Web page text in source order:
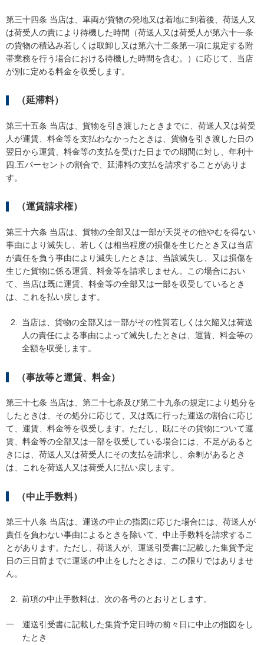
第三十四条 当店は、車両が貨物の発地又は着地に到着後、荷送人又
は荷受人の責により待機した時間（荷送人又は荷受人が第六十一条
の貨物の積込み若しくは取卸し又は第六十二条第一項に規定する附
帯業務を行う場合における待機した時間を含む。）に応じて、当店
が別に定める料金を収受します。
（延滞料）
第三十五条 当店は、貨物を引き渡したときまでに、荷送人又は荷受
人が運賃、料金等を支払わなかったときは、貨物を引き渡した日の
翌日から運賃、料金等の支払を受けた日までの期間に対し、年利十
四.五パーセントの割合で、延滞料の支払を請求することがありま
す。
（運賃請求権）
第三十六条 当店は、貨物の全部又は一部が天災その他やむを得ない
事由により滅失し、若しくは相当程度の損傷を生じたとき又は当店
が責任を負う事由により滅失したときは、当該滅失し、又は損傷を
生じた貨物に係る運賃、料金等を請求しません。この場合におい
て、当店は既に運賃、料金等の全部又は一部を収受しているとき
は、これを払い戻します。
当店は、貨物の全部又は一部がその性質若しくは欠陥又は荷送
人の責任による事由によって滅失したときは、運賃、料金等の
全額を収受します。
（事故等と運賃、料金）
第三十七条 当店は、第二十七条及び第二十九条の規定により処分を
したときは、その処分に応じて、又は既に行った運送の割合に応じ
て、運賃、料金等を収受します。ただし、既にその貨物について運
賃、料金等の全部又は一部を収受している場合には、不足があると
きには、荷送人又は荷受人にその支払を請求し、余剰があるとき
は、これを荷送人又は荷受人に払い戻します。
（中止手数料）
第三十八条 当店は、運送の中止の指図に応じた場合には、荷送人が
責任を負わない事由によるときを除いて、中止手数料を請求するこ
とがあります。ただし、荷送人が、運送引受書に記載した集貨予定
日の三日前までに運送の中止をしたときは、この限りではありませ
ん。
前項の中止手数料は、次の各号のとおりとします。
一
運送引受書に記載した集貨予定日時の前々日に中止の指図をし
たとき